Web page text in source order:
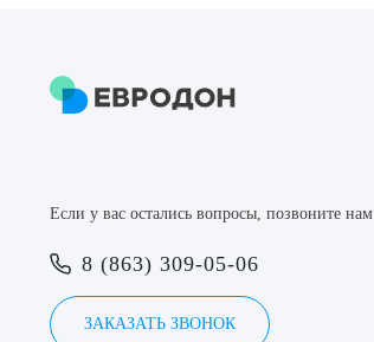
Если у вас остались вопросы, позвоните нам
8 (863) 309-05-06
ЗАКАЗАТЬ ЗВОНОК